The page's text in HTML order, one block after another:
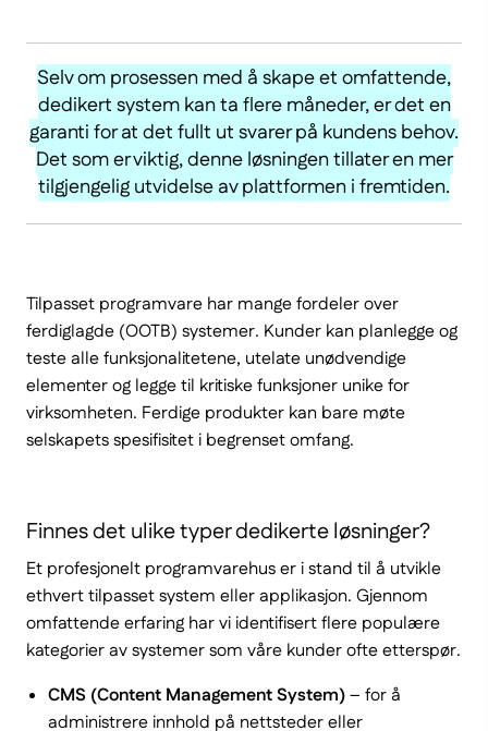
Selv om prosessen med å skape et omfattende,
dedikert system kan ta flere måneder, er det en
garanti for at det fullt ut svarer på kundens behov.
Det som er viktig, denne løsningen tillater en mer
tilgjengelig utvidelse av plattformen i fremtiden.
Tilpasset programvare har mange fordeler over
ferdiglagde (OOTB) systemer. Kunder kan planlegge og
teste alle funksjonalitetene, utelate unødvendige
elementer og legge til kritiske funksjoner unike for
virksomheten. Ferdige produkter kan bare møte
selskapets spesifisitet i begrenset omfang.
Finnes det ulike typer dedikerte løsninger?
Et profesjonelt programvarehus er i stand til å utvikle
ethvert tilpasset system eller applikasjon. Gjennom
omfattende erfaring har vi identifisert flere populære
kategorier av systemer som våre kunder ofte etterspør.
CMS (Content Management System)– for å
administrere innhold på nettsteder eller